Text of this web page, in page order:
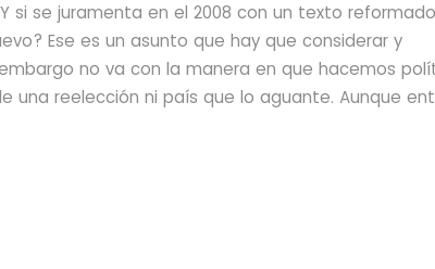
si se juramenta en el 2008 con un texto
Ese es un asunto que hay que considerar y
no va con la manera en que hacemos
una reelección ni país que lo aguante. Aunque